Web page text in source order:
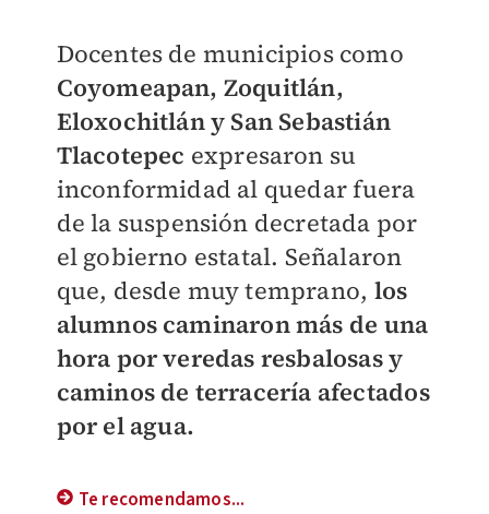
Docentes de municipios como
Coyomeapan, Zoquitlán,
Eloxochitlán y San Sebastián
Tlacotepec expresaron su
inconformidad al quedar fuera
de la suspensión decretada por
el gobierno estatal. Señalaron
que, desde muy temprano, los
alumnos caminaron más de una
hora por veredas resbalosas y
caminos de terracería afectados
por el agua.
Te recomendamos...